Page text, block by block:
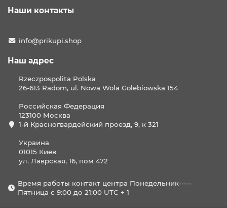
Наши контакты
info@prikupi.shop
Наш адрес
Rzeczpospolita Polska
26-613 Radom, ul. Nowa Wola Golebiowska 154
Российская Федерация
123100 Москва
1-й Красногвардейский проезд, 9, к 321
Украина
01015 Киев
ул. Лаврская, 16, пом 472
Время работы контакт центра Понедельник-----
Пятница с 9:00 до 21:00 UTC + 1